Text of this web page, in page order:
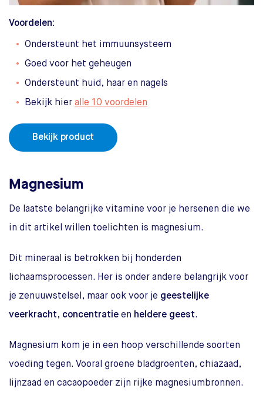
Voordelen:
Ondersteunt het immuunsysteem
Goed voor het geheugen
Ondersteunt huid, haar en nagels
Bekijk hier alle 10 voordelen
Bekijk product
Magnesium
De laatste belangrijke vitamine voor je hersenen die we
in dit artikel willen toelichten is magnesium.
Dit mineraal is betrokken bij honderden
lichaamsprocessen. Her is onder andere belangrijk voor
je zenuuwstelsel, maar ook voor je geestelijke
veerkracht, concentratie en heldere geest.
Magnesium kom je in een hoop verschillende soorten
voeding tegen. Vooral groene bladgroenten, chiazaad,
lijnzaad en cacaopoeder zijn rijke magnesiumbronnen.